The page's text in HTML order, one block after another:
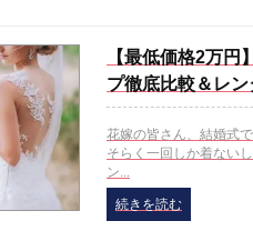
【最低価格2万
プ徹底比較＆レン
花嫁の皆さん、結婚式
そらく一回しか着ない
ン...
続きを読む